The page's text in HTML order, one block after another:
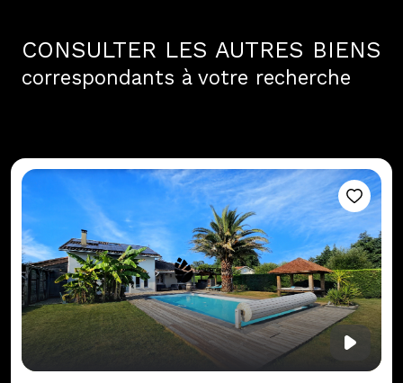
CONSULTER LES AUTRES BIENS
correspondants à votre recherche